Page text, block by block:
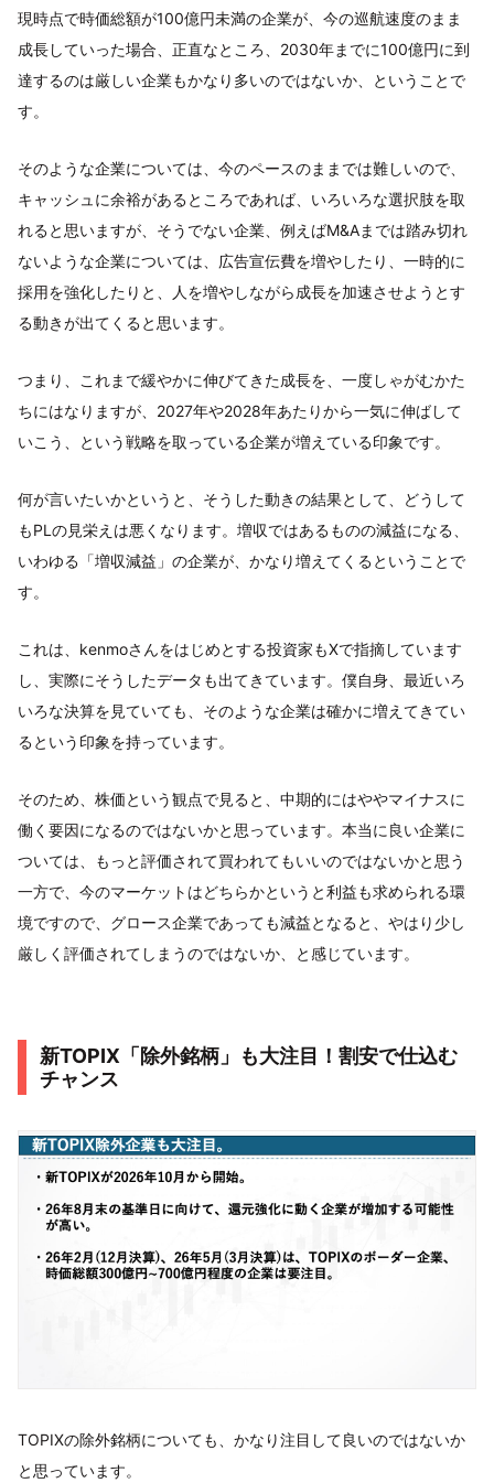
現時点で時価総額が100億円未満の企業が、今の巡航速度のまま
成長していった場合、正直なところ、2030年までに100億円に到
達するのは厳しい企業もかなり多いのではないか、ということで
す。
そのような企業については、今のペースのままでは難しいので、
キャッシュに余裕があるところであれば、いろいろな選択肢を取
れると思いますが、そうでない企業、例えばM&Aまでは踏み切れ
ないような企業については、広告宣伝費を増やしたり、一時的に
採用を強化したりと、人を増やしながら成長を加速させようとす
る動きが出てくると思います。
つまり、これまで緩やかに伸びてきた成長を、一度しゃがむかた
ちにはなりますが、2027年や2028年あたりから一気に伸ばして
いこう、という戦略を取っている企業が増えている印象です。
何が言いたいかというと、そうした動きの結果として、どうして
もPLの見栄えは悪くなります。増収ではあるものの減益になる、
いわゆる「増収減益」の企業が、かなり増えてくるということで
す。
これは、kenmoさんをはじめとする投資家もXで指摘しています
し、実際にそうしたデータも出てきています。僕自身、最近いろ
いろな決算を見ていても、そのような企業は確かに増えてきてい
るという印象を持っています。
そのため、株価という観点で見ると、中期的にはややマイナスに
働く要因になるのではないかと思っています。本当に良い企業に
ついては、もっと評価されて買われてもいいのではないかと思う
一方で、今のマーケットはどちらかというと利益も求められる環
境ですので、グロース企業であっても減益となると、やはり少し
厳しく評価されてしまうのではないか、と感じています。
新TOPIX「除外銘柄」も大注目！割安で仕込む
チャンス
TOPIXの除外銘柄についても、かなり注目して良いのではないか
と思っています。